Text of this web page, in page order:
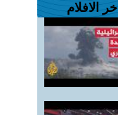
اخر الافلام